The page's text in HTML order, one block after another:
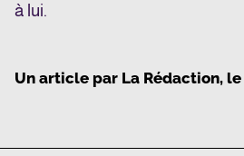
à lui.
Un article par La Rédaction, le